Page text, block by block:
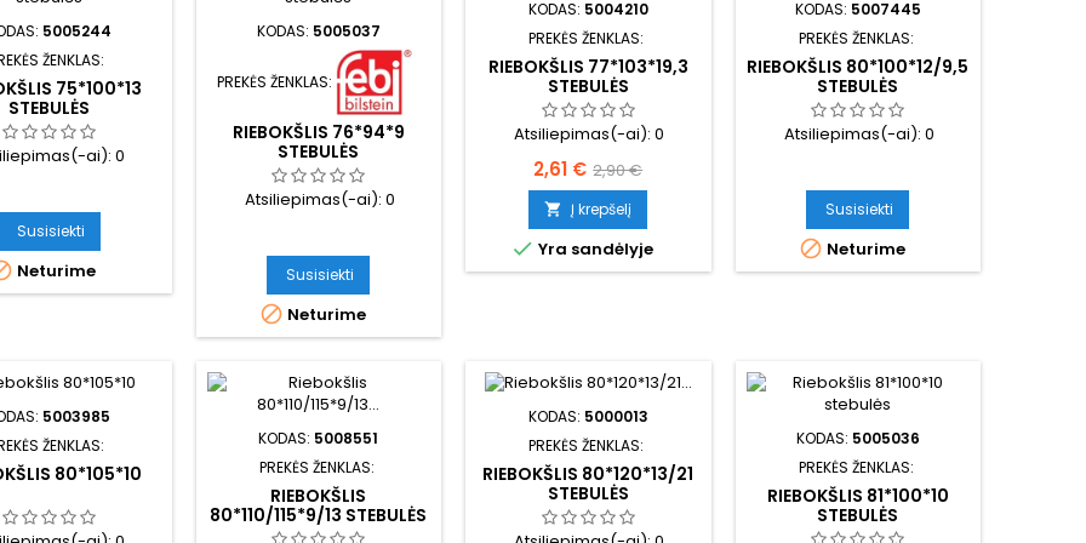
5005244
ŽENKLAS:
75*100*13
STEBULĖS
ai):0
Susisiekti
Neturime
KODAS: 5005037
PREKĖS ŽENKLAS:
RIEBOKŠLIS 76*94*9
STEBULĖS
Atsiliepimas(-ai): 0
Susisiekti
 Neturime
KODAS: 5004210
PREKĖS ŽENKLAS:
RIEBOKŠLIS 77*103*19,3
STEBULĖS
Atsiliepimas(-ai):0
Kaina
2,61 € Bazinė
kaina
2,90 €
 Į krepšelį
 Yra sandėlyje
KODAS: 5007445
PREKĖS ŽENKLAS:
RIEBOKŠLIS 80*100*12/9,5
STEBULĖS
Atsiliepimas(-ai): 0
Susisiekti
 Neturime
5003985
ŽENKLAS:
80*105*10
KODAS: 5008551
PREKĖS ŽENKLAS:
RIEBOKŠLIS
80*110/115*9/13 STEBULĖS
KODAS: 5000013
PREKĖS ŽENKLAS:
RIEBOKŠLIS 80*120*13/21
STEBULĖS
KODAS: 5005036
PREKĖS ŽENKLAS:
RIEBOKŠLIS 81*100*10
STEBULĖS